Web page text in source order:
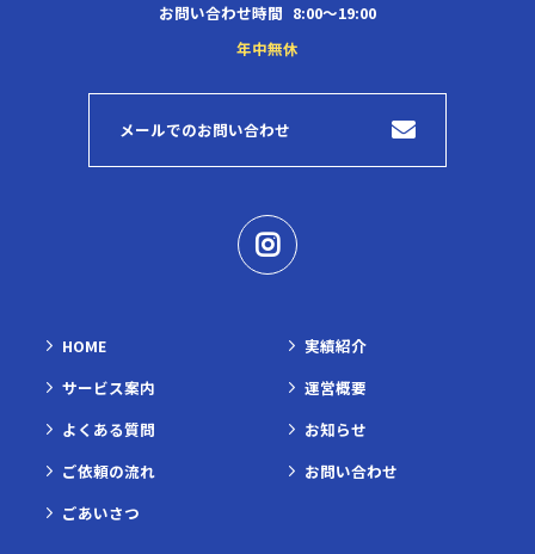
お問い合わせ時間 8:00～19:00
年中無休
メールでのお問い合わせ
HOME
サービス案内
よくある質問
ご依頼の流れ
ごあいさつ
実績紹介
運営概要
お知らせ
お問い合わせ